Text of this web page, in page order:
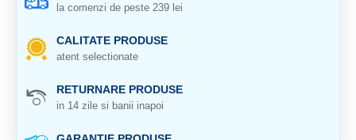
la comenzi de peste 239 lei
CALITATE PRODUSE
atent selectionate
RETURNARE PRODUSE
in 14 zile si banii inapoi